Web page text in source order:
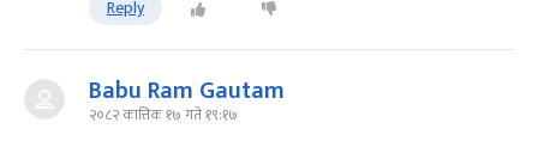
Reply
Babu Ram Gautam
२०८२ कात्तिक १७ गते १९:१७